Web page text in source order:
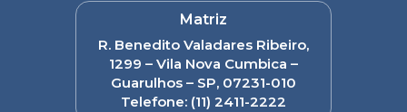
Matriz
R. Benedito Valadares Ribeiro,
1299 – Vila Nova Cumbica –
Guarulhos – SP, 07231-010
Telefone: (11) 2411-2222